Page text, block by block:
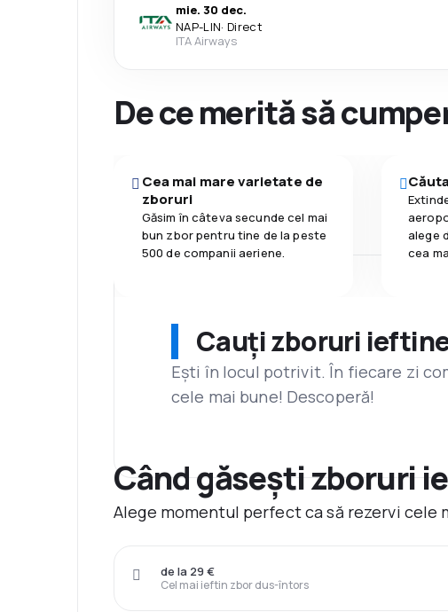
mie. 30 dec.
NAP-LIN· Direct
ITA Airways
De ce merită să
Cea mai mare varietate de
zboruri
Găsim în câteva secunde cel mai
bun zbor pentru tine de la peste
500 de companii aeriene.
alege
cea
Cauți zboruri
Ești în locul potrivit. În fiecare zi
cele mai bune! Descoperă!
Când găsești zboruri
Alege momentul perfect ca să rezervi
Cel mai ieftin zbor dus-întors
de la 29 €